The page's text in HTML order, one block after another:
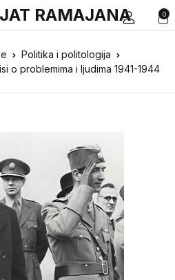
0
RAMAJANA
Politika i politologija
o problemima i ljudima 1941-1944